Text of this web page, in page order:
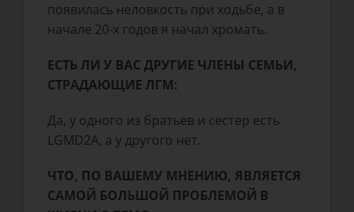
появилась неловкость при ходьбе, а в
начале 20-х годов я начал хромать.
ЕСТЬ ЛИ У ВАС ДРУГИЕ ЧЛЕНЫ СЕМЬИ,
СТРАДАЮЩИЕ ЛГМ:
Да, у одного из братьев и сестер есть
LGMD2A, а у другого нет.
ЧТО, ПО ВАШЕМУ МНЕНИЮ, ЯВЛЯЕТСЯ
САМОЙ БОЛЬШОЙ ПРОБЛЕМОЙ В